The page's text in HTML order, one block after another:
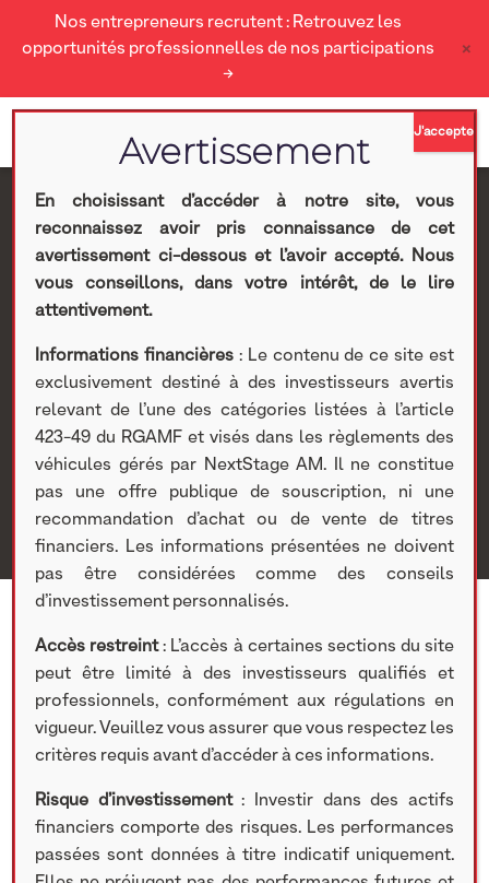
Nos entrepreneurs recrutent : Retrouvez les
opportunités professionnelles de nos participations
→
×
Article sur La
Cartonnerie Moderne,
Les Echos
Nextstage AM> Actualités Nextstage AM >Nos
participations
> Investissements non cotés Actualités
Article sur La Cartonnerie Moderne, Les Echos
En choisissant d’accéder à notre site, vous
reconnaissez avoir pris connaissance de cet
avertissement ci-dessous et l’avoir accepté. Nous
vous conseillons, dans votre intérêt, de le lire
attentivement.
Informations financières : Le contenu de ce site est
exclusivement destiné à des investisseurs avertis
relevant de l’une des catégories listées à l’article
423-49 du RGAMF et visés dans les règlements des
véhicules gérés par NextStage AM. Il ne constitue
pas une offre publique de souscription, ni une
recommandation d’achat ou de vente de titres
financiers. Les informations présentées ne doivent
pas être considérées comme des conseils
d’investissement personnalisés.
Accès restreint: L’accès à certaines sections du site
peut être limité à des investisseurs qualifiés et
professionnels, conformément aux régulations en
vigueur. Veuillez vous assurer que vous respectez les
critères requis avant d’accéder à ces informations.
Risque d’investissement: Investir dans des actifs
financiers comporte des risques. Les performances
passées sont données à titre indicatif uniquement.